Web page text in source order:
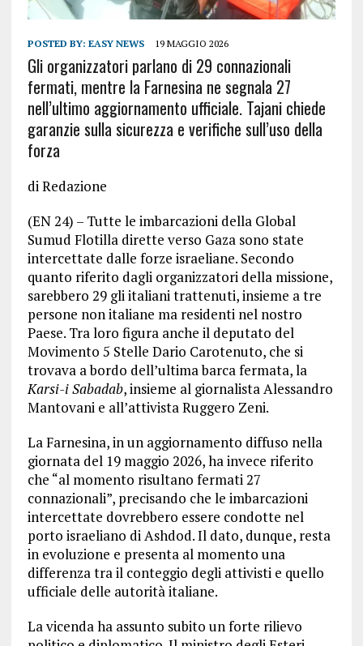
POSTED BY: EASY NEWS 19 MAGGIO 2026
Gli organizzatori parlano di 29 connazionali
fermati, mentre la Farnesina ne segnala 27
nell’ultimo aggiornamento ufficiale. Tajani chiede
garanzie sulla sicurezza e verifiche sull’uso della
forza
di Redazione
(EN 24) – Tutte le imbarcazioni della Global
Sumud Flotilla dirette verso Gaza sono state
intercettate dalle forze israeliane. Secondo
quanto riferito dagli organizzatori della missione,
sarebbero 29 gli italiani trattenuti, insieme a tre
persone non italiane ma residenti nel nostro
Paese. Tra loro figura anche il deputato del
Movimento 5 Stelle Dario Carotenuto, che si
trovava a bordo dell’ultima barca fermata, la
Karsi-i Sabadab, insieme al giornalista Alessandro
Mantovani e all’attivista Ruggero Zeni.
La Farnesina, in un aggiornamento diffuso nella
giornata del 19 maggio 2026, ha invece riferito
che “al momento risultano fermati 27
connazionali”, precisando che le imbarcazioni
intercettate dovrebbero essere condotte nel
porto israeliano di Ashdod. Il dato, dunque, resta
in evoluzione e presenta al momento una
differenza tra il conteggio degli attivisti e quello
ufficiale delle autorità italiane.
La vicenda ha assunto subito un forte rilievo